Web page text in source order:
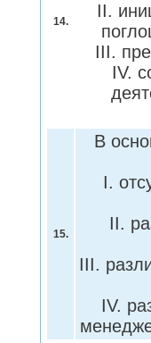
14.
II.
III.
IV.
15.
В
I.
II.
III.
IV.